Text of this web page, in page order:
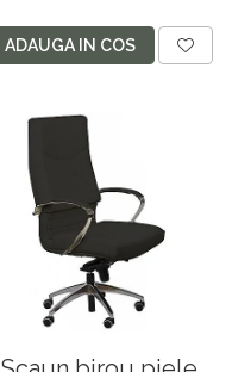
ADAUGA IN COS